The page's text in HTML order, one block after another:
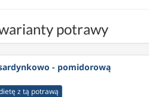
potrawy
- pomidorową
z tą potrawą